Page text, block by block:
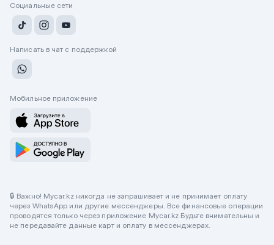
Социальные сети
Написать в чат с поддержкой
Мобильное приложение
🔒 Важно! Mycar.kz никогда не запрашивает и не принимает оплату
через WhatsApp или другие мессенджеры. Все финансовые операции
проводятся только через приложение Mycar.kz Будьте внимательны и
не передавайте данные карт и оплату в мессенджерах.